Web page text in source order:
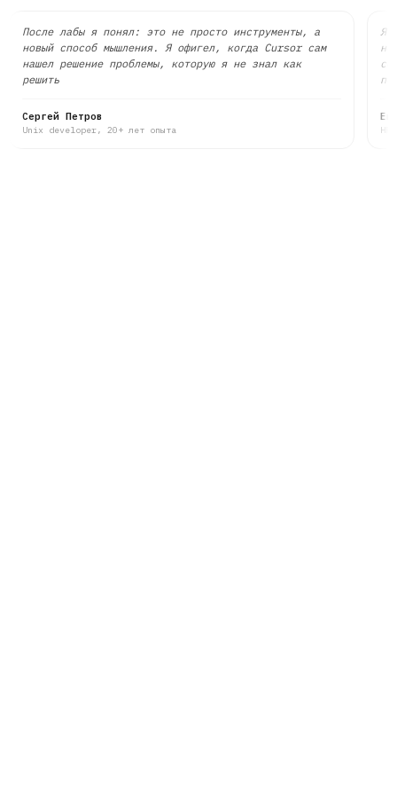
После лабы я понял: это не просто инструменты, а
новый способ мышления. Я офигел, когда Cursor сам
нашел решение проблемы, которую я не знал как
решить
Сергей Петров
Unix developer, 20+ лет опыта
Я
по